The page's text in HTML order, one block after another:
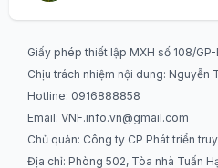
Giấy phép thiết lập MXH số 108/
Chịu trách nhiệm nội dung: Nguyễn
Hotline: 0916888858
Email: VNF.info.vn@gmail.com
Chủ quản: Công ty CP Phát triển
Địa chỉ: Phòng 502, Tòa nhà Tuấn